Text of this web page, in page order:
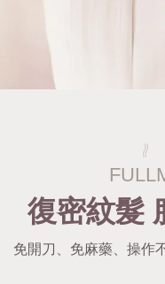
復密紋髮
免開刀、免麻藥、操作